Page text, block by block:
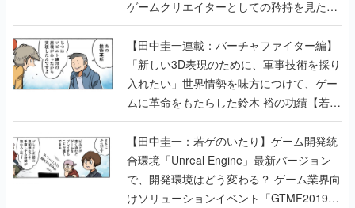
ゲームクリエイターとしての矜持を見た
【若ゲのいたり最終回】
【田中圭一連載：バーチャファイター編】
「新しい3D表現のために、軍事技術を採り
入れたい」世界情勢を味方につけて、ゲー
ムに革命をもたらした鈴木 裕の功績【若ゲ
のいたり】
【田中圭一：若ゲのいたり】ゲーム開発統
合環境「Unreal Engine」最新バージョン
で、開発環境はどう変わる？ ゲーム業界向
けソリューションイベント「GTMF2019」